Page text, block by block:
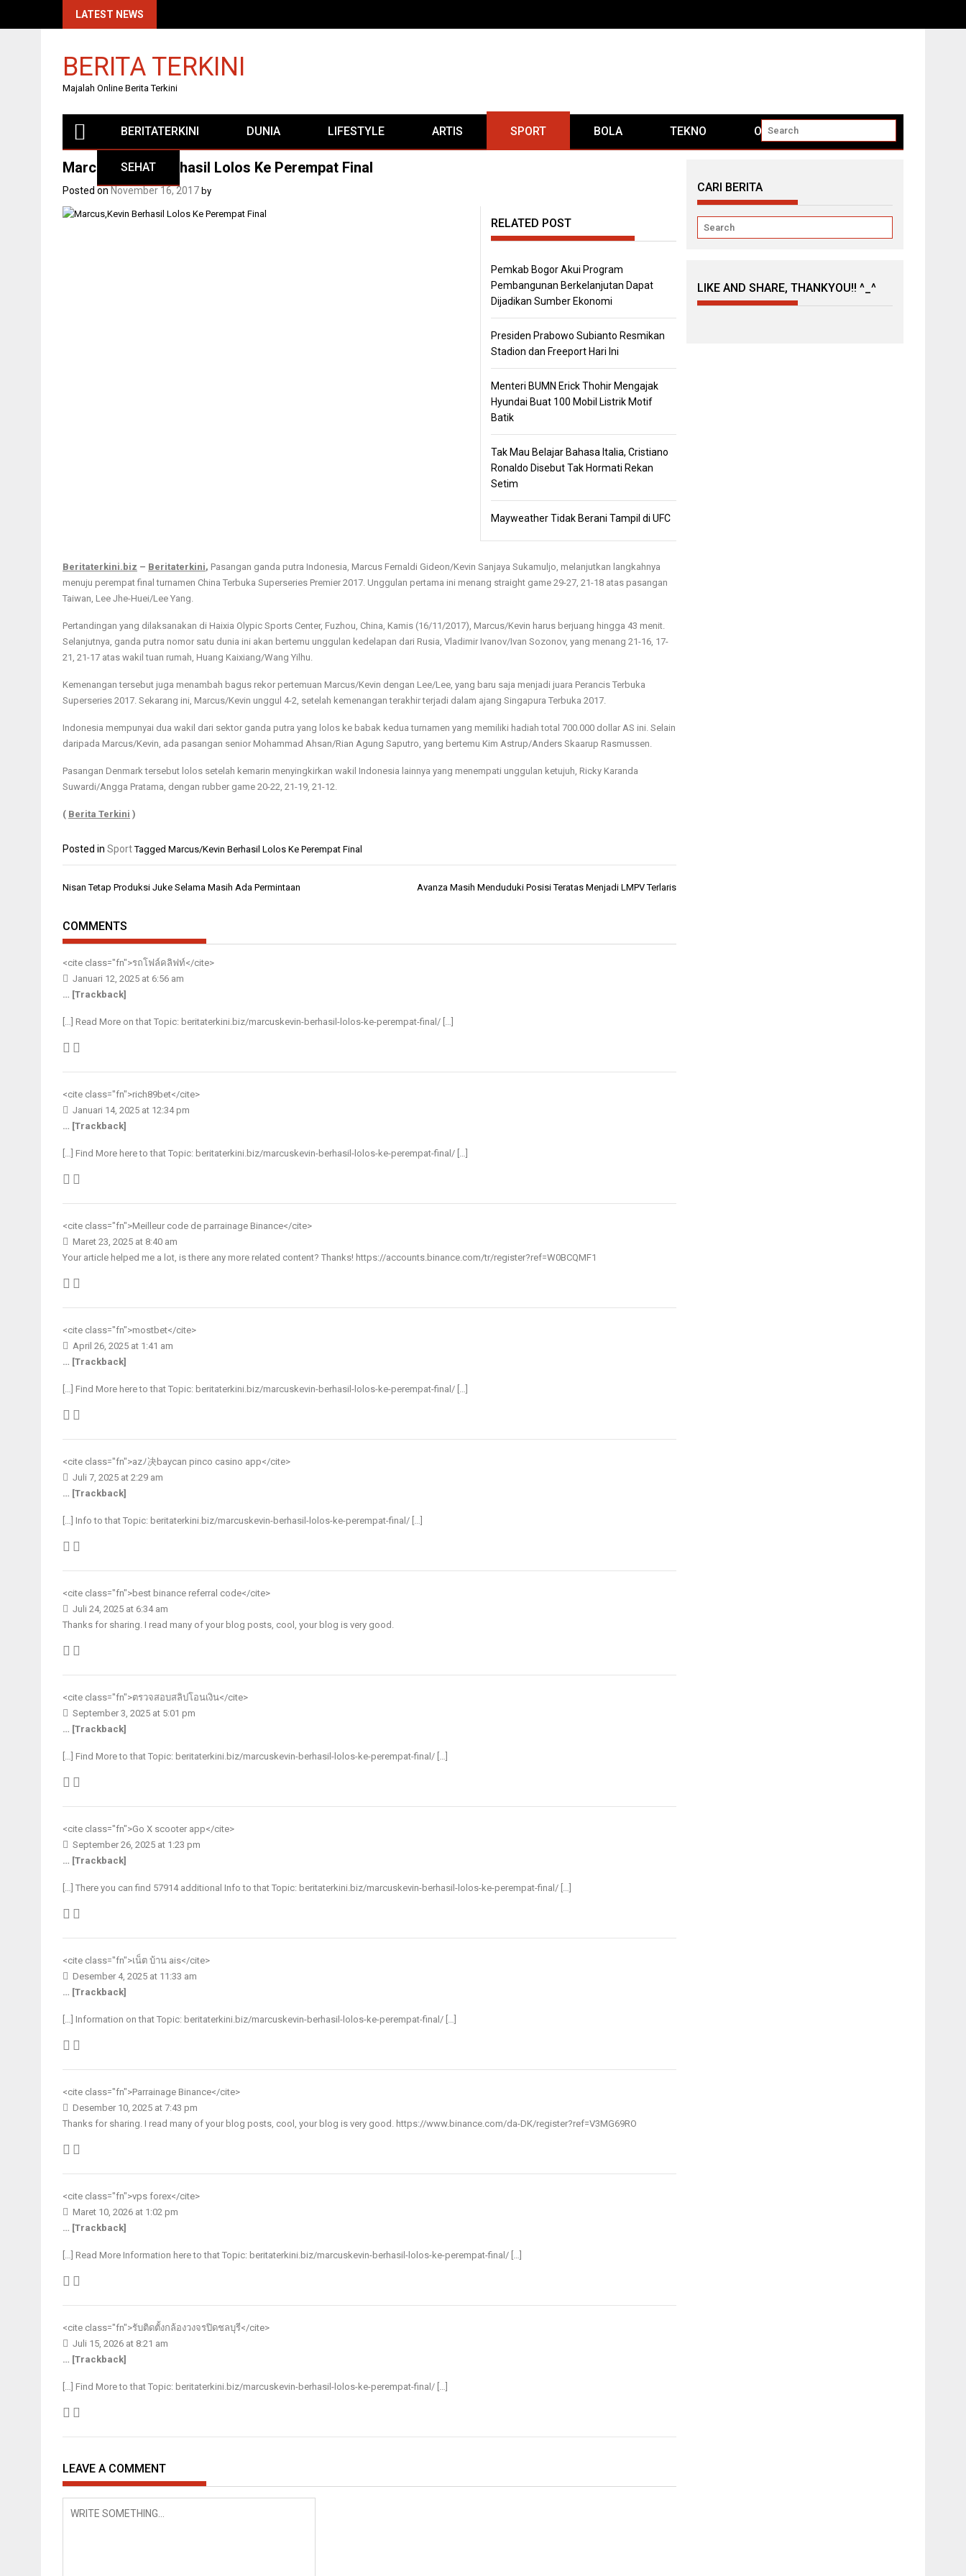
LATEST NEWS
BERITA TERKINI
Majalah Online Berita Terkini
BERITATERKINI DUNIA LIFESTYLE ARTIS SPORT BOLA TEKNO OTOMOTIF
SEHAT
Marcus/Kevin Berhasil Lolos Ke Perempat Final
Posted on November 16, 2017 by
RELATED POST
Pemkab Bogor Akui Program
Pembangunan Berkelanjutan Dapat
Dijadikan Sumber Ekonomi
Presiden Prabowo Subianto Resmikan
Stadion dan Freeport Hari Ini
Menteri BUMN Erick Thohir Mengajak
Hyundai Buat 100 Mobil Listrik Motif
Batik
Tak Mau Belajar Bahasa Italia, Cristiano
Ronaldo Disebut Tak Hormati Rekan
Setim
Mayweather Tidak Berani Tampil di UFC
Beritaterkini.biz – Beritaterkini, Pasangan ganda putra Indonesia, Marcus Fernaldi Gideon/Kevin Sanjaya Sukamuljo, melanjutkan langkahnya
menuju perempat final turnamen China Terbuka Superseries Premier 2017. Unggulan pertama ini menang straight game 29-27, 21-18 atas pasangan
Taiwan, Lee Jhe-Huei/Lee Yang.
Pertandingan yang dilaksanakan di Haixia Olypic Sports Center, Fuzhou, China, Kamis (16/11/2017), Marcus/Kevin harus berjuang hingga 43 menit.
Selanjutnya, ganda putra nomor satu dunia ini akan bertemu unggulan kedelapan dari Rusia, Vladimir Ivanov/Ivan Sozonov, yang menang 21-16, 17-
21, 21-17 atas wakil tuan rumah, Huang Kaixiang/Wang Yilhu.
Kemenangan tersebut juga menambah bagus rekor pertemuan Marcus/Kevin dengan Lee/Lee, yang baru saja menjadi juara Perancis Terbuka
Superseries 2017. Sekarang ini, Marcus/Kevin unggul 4-2, setelah kemenangan terakhir terjadi dalam ajang Singapura Terbuka 2017.
Indonesia mempunyai dua wakil dari sektor ganda putra yang lolos ke babak kedua turnamen yang memiliki hadiah total 700.000 dollar AS ini. Selain
daripada Marcus/Kevin, ada pasangan senior Mohammad Ahsan/Rian Agung Saputro, yang bertemu Kim Astrup/Anders Skaarup Rasmussen.
Pasangan Denmark tersebut lolos setelah kemarin menyingkirkan wakil Indonesia lainnya yang menempati unggulan ketujuh, Ricky Karanda
Suwardi/Angga Pratama, dengan rubber game 20-22, 21-19, 21-12.
( Berita Terkini )
Posted in Sport Tagged Marcus/Kevin Berhasil Lolos Ke Perempat Final
Navigasi
Nisan Tetap Produksi Juke Selama Masih Ada Permintaan Avanza Masih Menduduki Posisi Teratas Menjadi LMPV Terlaris
COMMENTS
<cite class="fn">รถโฟล์คลิฟท์</cite>
Januari 12, 2025 at 6:56 am
… [Trackback]
[…] Read More on that Topic: beritaterkini.biz/marcuskevin-berhasil-lolos-ke-perempat-final/ […]
<cite class="fn">rich89bet</cite>
Januari 14, 2025 at 12:34 pm
… [Trackback]
[…] Find More here to that Topic: beritaterkini.biz/marcuskevin-berhasil-lolos-ke-perempat-final/ […]
<cite class="fn">Meilleur code de parrainage Binance</cite>
Maret 23, 2025 at 8:40 am
Your article helped me a lot, is there any more related content? Thanks! https://accounts.binance.com/tr/register?ref=W0BCQMF1
<cite class="fn">mostbet</cite>
April 26, 2025 at 1:41 am
… [Trackback]
[…] Find More here to that Topic: beritaterkini.biz/marcuskevin-berhasil-lolos-ke-perempat-final/ […]
<cite class="fn">azﾉ决baycan pinco casino app</cite>
Juli 7, 2025 at 2:29 am
… [Trackback]
[…] Info to that Topic: beritaterkini.biz/marcuskevin-berhasil-lolos-ke-perempat-final/ […]
<cite class="fn">best binance referral code</cite>
Juli 24, 2025 at 6:34 am
Thanks for sharing. I read many of your blog posts, cool, your blog is very good.
<cite class="fn">ตรวจสอบสลิปโอนเงิน</cite>
September 3, 2025 at 5:01 pm
… [Trackback]
[…] Find More to that Topic: beritaterkini.biz/marcuskevin-berhasil-lolos-ke-perempat-final/ […]
<cite class="fn">Go X scooter app</cite>
September 26, 2025 at 1:23 pm
… [Trackback]
[…] There you can find 57914 additional Info to that Topic: beritaterkini.biz/marcuskevin-berhasil-lolos-ke-perempat-final/ […]
<cite class="fn">เน็ต บ้าน ais</cite>
Desember 4, 2025 at 11:33 am
… [Trackback]
[…] Information on that Topic: beritaterkini.biz/marcuskevin-berhasil-lolos-ke-perempat-final/ […]
<cite class="fn">Parrainage Binance</cite>
Desember 10, 2025 at 7:43 pm
Thanks for sharing. I read many of your blog posts, cool, your blog is very good. https://www.binance.com/da-DK/register?ref=V3MG69RO
<cite class="fn">vps forex</cite>
Maret 10, 2026 at 1:02 pm
… [Trackback]
[…] Read More Information here to that Topic: beritaterkini.biz/marcuskevin-berhasil-lolos-ke-perempat-final/ […]
<cite class="fn">รับติดตั้งกล้องวงจรปิดชลบุรี</cite>
Juli 15, 2026 at 8:21 am
… [Trackback]
[…] Find More to that Topic: beritaterkini.biz/marcuskevin-berhasil-lolos-ke-perempat-final/ […]
LEAVE A COMMENT
CARI BERITA
LIKE AND SHARE, THANKYOU!! ^_^